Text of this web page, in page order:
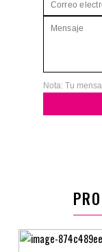
Nota: Tu